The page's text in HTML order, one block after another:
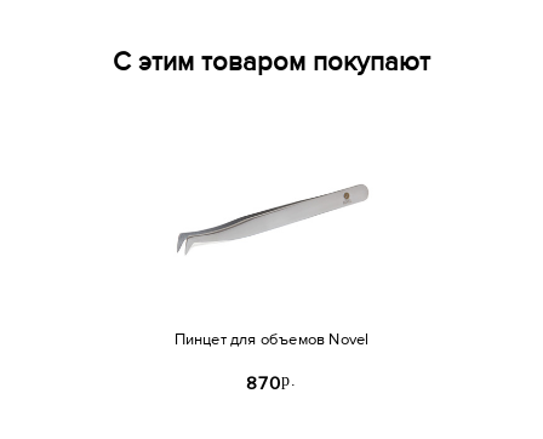
С этим товаром покупают
Пинцет для объемов Novel
870p.